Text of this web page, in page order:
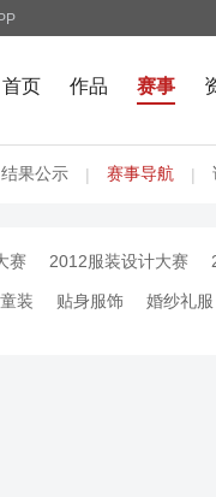
首页 作品 赛事
结果公示 | 赛事导航 |
赛 2012服装设计大赛
童装 贴身服饰 婚纱礼服